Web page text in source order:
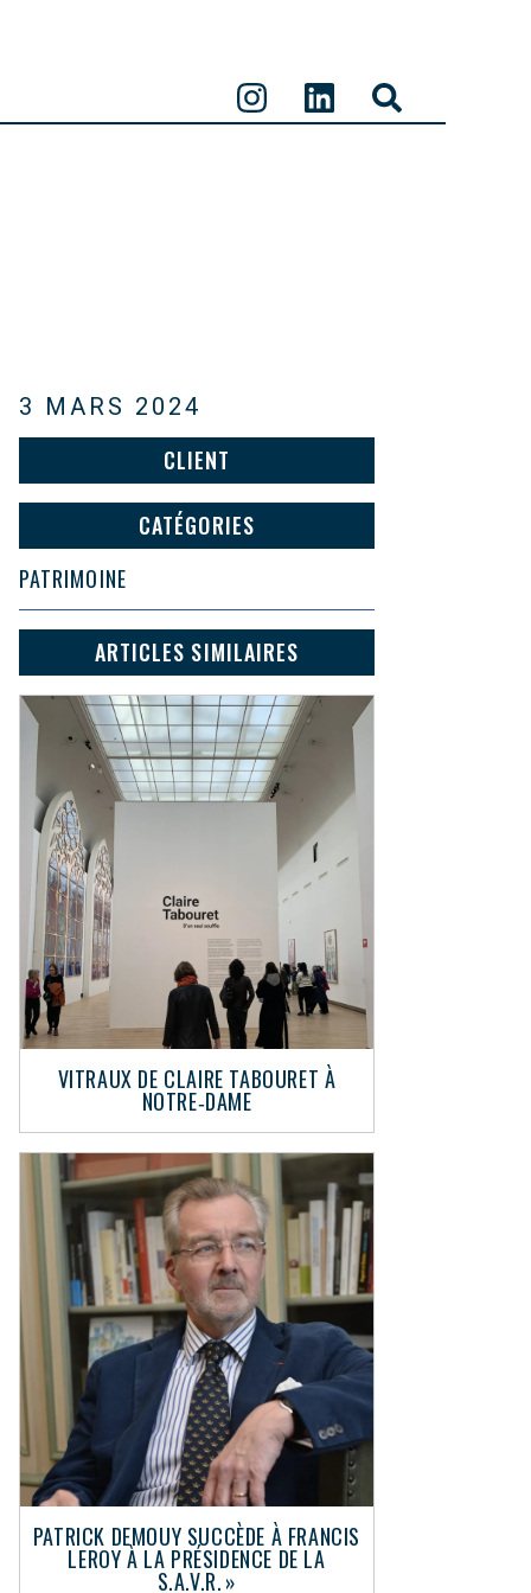
3 MARS 2024
CLIENT
CATÉGORIES
PATRIMOINE
ARTICLES SIMILAIRES
VITRAUX DE CLAIRE TABOURET À
NOTRE‑DAME
PATRICK DEMOUY SUCCÈDE À FRANCIS
LEROY À LA PRÉSIDENCE DE LA
S.A.V.R. »